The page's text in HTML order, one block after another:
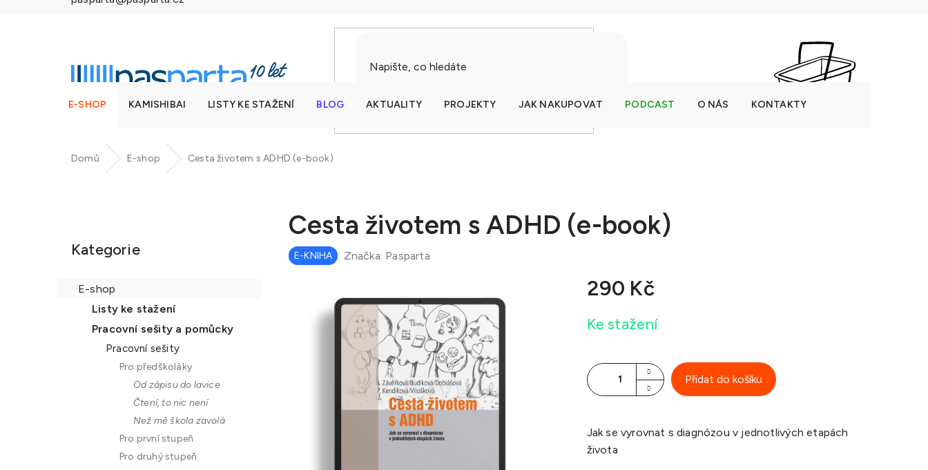
E-SHOP KAMISHIBAI LISTY KE STAŽENÍ BLOG AKTUALITY PROJEKTY JAK NAKUPOVAT PODCAST O NÁS KONTAKTY
Domů E-shop Cesta životem s ADHD (e-book)
Kategorie
E-shop
Listy ke stažení
Pracovní sešity a pomůcky
Pracovní sešity
Pro předškoláky
Od zápisu do lavice
Čtení, to nic není
Než mě škola zavolá
Pro první stupeň
Pro druhý stupeň
Cesta životem s ADHD (e-book)
E-KNIHA Značka: Pasparta
290 Kč
cena:
Ke stažení
Přidat do košíku
Jak se vyrovnat s diagnózou v jednotlivých etapách
života